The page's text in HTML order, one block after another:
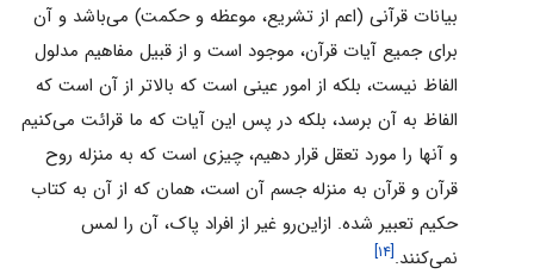
بیانات قرآنى (اعم از تشریع، موعظه و حکمت) مى‌باشد و آن
براى جمیع آیات قرآن، موجود است و از قبیل مفاهیم مدلول
الفاظ نیست، بلکه از امور عینى است که بالاتر از آن است که
الفاظ به آن برسد، بلکه در پس این آیات که ما قرائت مى‌کنیم
و آنها را مورد تعقل قرار دهیم، چیزى است که به منزله روح
قرآن و قرآن به منزله جسم آن است، همان که از آن به کتاب
حکیم تعبیر شده. ازاین‌رو غیر از افراد پاک، آن را لمس
نمى‌کنند.[۱۴]